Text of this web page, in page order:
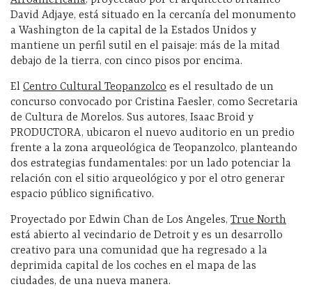
David Adjaye, está situado en la cercanía del monumento
a Washington de la capital de la Estados Unidos y
mantiene un perfil sutil en el paisaje: más de la mitad
debajo de la tierra, con cinco pisos por encima.
El Centro Cultural Teopanzolco es el resultado de un
concurso convocado por Cristina Faesler, como Secretaria
de Cultura de Morelos. Sus autores, Isaac Broid y
PRODUCTORA, ubicaron el nuevo auditorio en un predio
frente a la zona arqueológica de Teopanzolco, planteando
dos estrategias fundamentales: por un lado potenciar la
relación con el sitio arqueológico y por el otro generar
espacio público significativo.
Proyectado por Edwin Chan de Los Angeles, True North
está abierto al vecindario de Detroit y es un desarrollo
creativo para una comunidad que ha regresado a la
deprimida capital de los coches en el mapa de las
ciudades, de una nueva manera.